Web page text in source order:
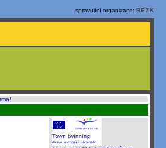
spravující organizace: BEZK